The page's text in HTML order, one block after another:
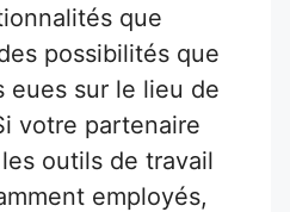
que
possibilités que
eues sur le lieu de
votre partenaire
outils de travail
employés,